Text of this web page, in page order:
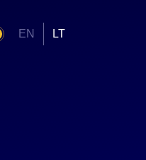
EN LT